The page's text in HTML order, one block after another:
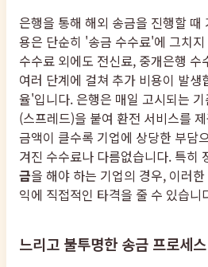
은행을 통해 해외 송금을 진행할 때
용은 단순히 '송금 수수료'에 그치
수수료 외에도 전신료, 중개은행 수
여러 단계에 걸쳐 추가 비용이 발
율'입니다. 은행은 매일 고시되는
(스프레드)을 붙여 환전 서비스를
금액이 클수록 기업에 상당한 부담
겨진 수수료나 다름없습니다. 특히
금을 해야 하는 기업의 경우, 이러
익에 직접적인 타격을 줄 수 있습니
느리고 불투명한 송금 프로세스